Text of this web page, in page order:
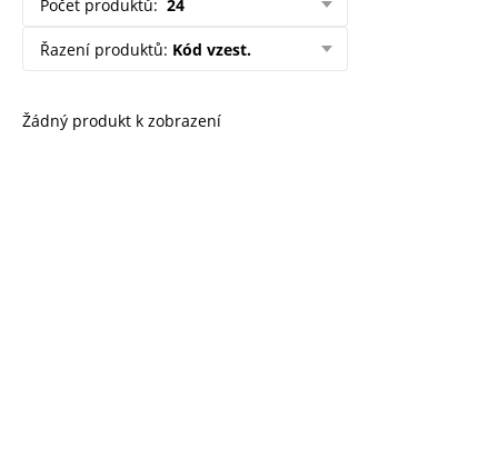
Počet produktů: 24
Řazení produktů: Kód vzest.
Žádný produkt k zobrazení